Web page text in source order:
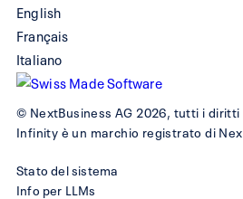
English
Français
Italiano
© NextBusiness AG 2026, tutti i diritti
Infinity è un marchio registrato di
Stato del sistema
Info per LLMs